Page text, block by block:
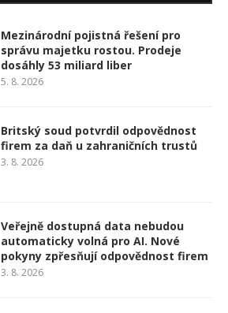
Mezinárodní pojistná řešení pro
správu majetku rostou. Prodeje
dosáhly 53 miliard liber
5. 8. 2026
Britský soud potvrdil odpovědnost
firem za daň u zahraničních trustů
3. 8. 2026
Veřejně dostupná data nebudou
automaticky volná pro AI. Nové
pokyny zpřesňují odpovědnost firem
3. 8. 2026